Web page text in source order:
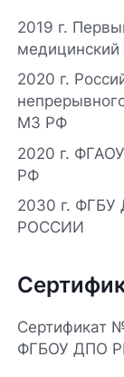
2019 г.
2020 г.
МЗ РФ
2020 г.
РФ
2030 г.
РОССИИ
Сертификат
ФГБОУ ДПО